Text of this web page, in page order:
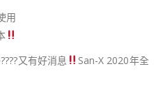
用
?‍??‍?又有好消息
San-X 2020年全